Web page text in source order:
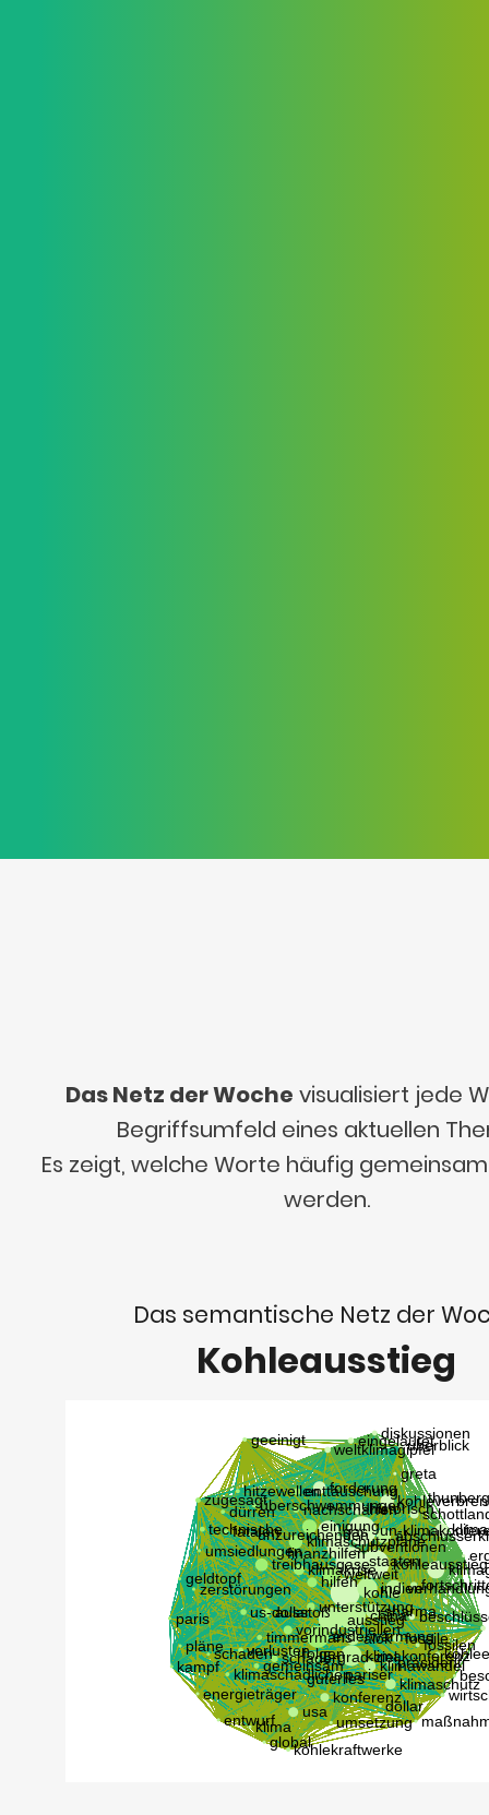
Das Netz der Woche visualisiert jede
Begriffsumfeld eines aktuellen
Es zeigt, welche Worte häufig
werden.
Das semantische Netz der
Kohleausstieg